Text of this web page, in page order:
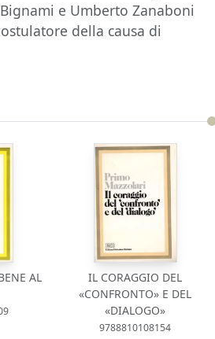
e Umberto Zanaboni
della causa di
AL
IL CORAGGIO DEL
«CONFRONTO» E DEL
«DIALOGO»
9788810108154